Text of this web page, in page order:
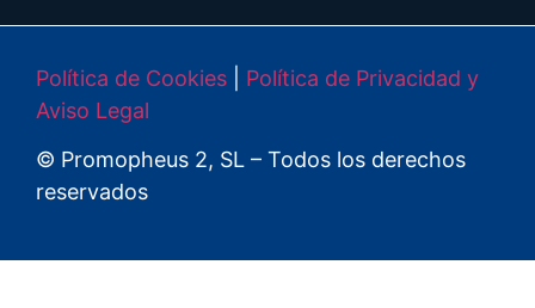
Política de Cookies
Política de Privacidad y
Aviso Legal
© Promopheus 2, SL – Todos los derechos
reservados